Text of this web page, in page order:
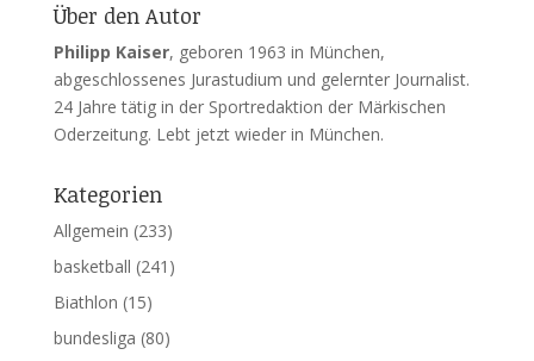
Über den Autor
Philipp Kaiser, geboren 1963 in München,
abgeschlossenes Jurastudium und gelernter Journalist.
24 Jahre tätig in der Sportredaktion der Märkischen
Oderzeitung. Lebt jetzt wieder in München.
Kategorien
Allgemein (233)
basketball (241)
Biathlon (15)
bundesliga (80)